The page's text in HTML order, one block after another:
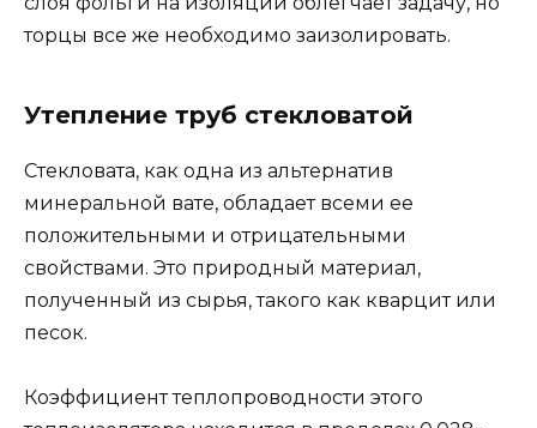
торцы все же необходимо заизолировать.
Утепление труб стекловатой
Стекловата, как одна из альтернатив
минеральной вате, обладает всеми ее
положительными и отрицательными
свойствами. Это природный материал,
полученный из сырья, такого как кварцит или
песок.
Коэффициент теплопроводности этого